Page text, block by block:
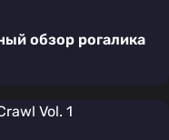
обзор рогалика